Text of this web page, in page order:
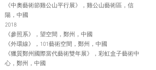
《中奧藝術節雞公山平行展》，雞公山藝術區，信
陽，中國
2018
《參照系》，望空間，鄭州，中國
《外環線》，101藝術空間，鄭州，中國
《獵質鄭州國際當代藝術雙年展》，彩虹盒子藝術中
心，鄭州，中國